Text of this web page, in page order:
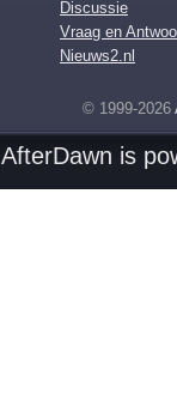
Discussie
Vraag en
Nieuws2.nl
© 1999-2026
AfterDawn is